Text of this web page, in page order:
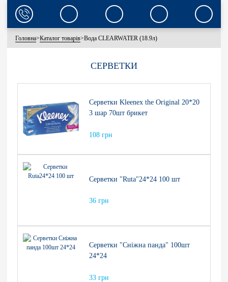
Головна>Каталог товарів>Вода CLEARWATER (18.9л)
СЕРВЕТКИ
Серветки Kleenex the Original 20*20
3 шар 70шт брикет
108 грн
Серветки "Ruta"24*24 100 шт
36 грн
Серветки "Сніжна панда" 100шт
24*24
33 грн